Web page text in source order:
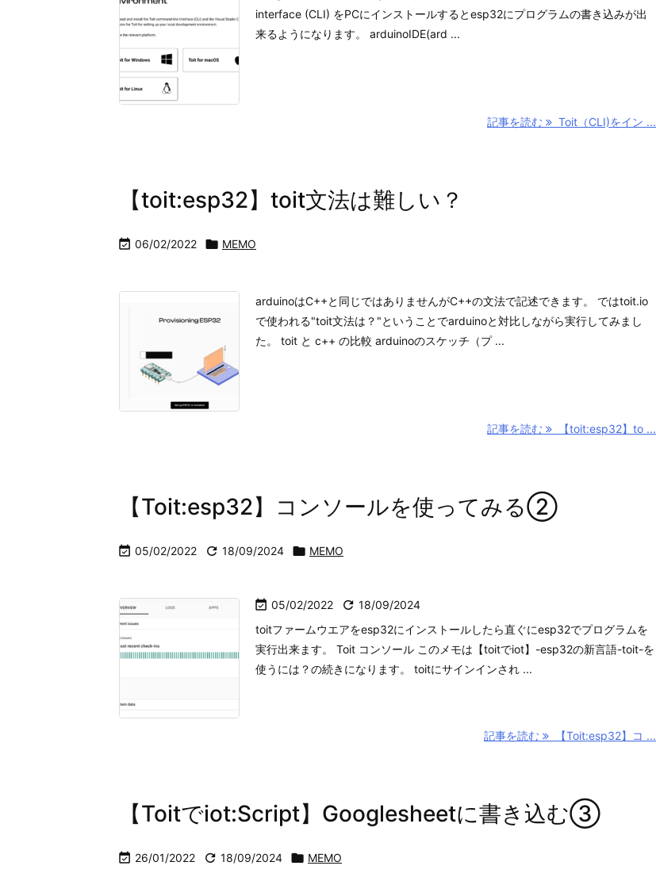
interface (CLI) をPCにインストールするとesp32にプログラムの書き込みが出
来るようになります。 arduinoIDE(ard ...
記事を読む Toit（CLI)をイン ...
【toit:esp32】toit文法は難しい？
 06/02/2022  MEMO
arduinoはC++と同じではありませんがC++の文法で記述できます。 ではtoit.io
で使われる"toit文法は？"ということでarduinoと対比しながら実行してみまし
た。 toit と c++ の比較 arduinoのスケッチ（プ ...
記事を読む 【toit:esp32】to ...
【Toit:esp32】コンソールを使ってみる②
 05/02/2022  18/09/2024  MEMO
 05/02/2022  18/09/2024
toitファームウエアをesp32にインストールしたら直ぐにesp32でプログラムを
実行出来ます。 Toit コンソール このメモは【toitでiot】-esp32の新言語-toit-を
使うには？の続きになります。 toitにサインインされ ...
記事を読む 【Toit:esp32】コ ...
【Toitでiot:Script】Googlesheetに書き込む③
 26/01/2022  18/09/2024  MEMO